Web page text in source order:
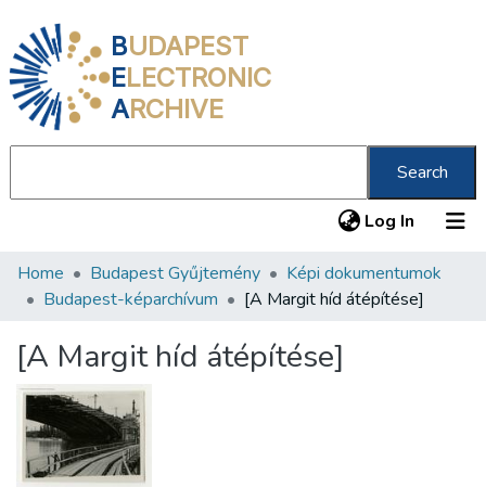
BUDAPEST
ELECTRONIC
ARCHIVE
Search
Log In (current)
Communities & Collections
Statistics
About us
Home Budapest Gyűjtemény
Képi dokumentumok
Budapest-képarchívum
[A Margit híd átépítése]
[A Margit híd átépítése]